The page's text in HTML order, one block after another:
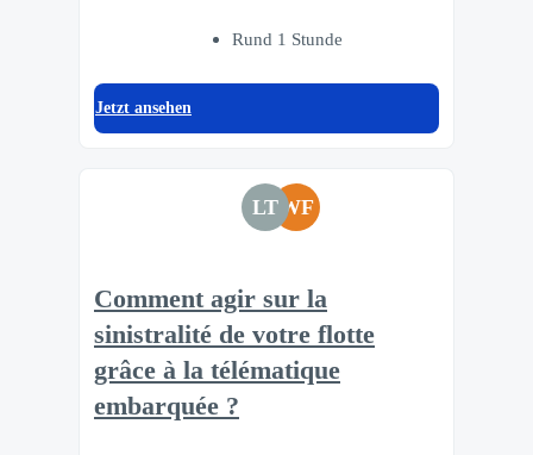
Rund 1 Stunde
Jetzt ansehen
LT WF
Comment agir sur la
sinistralité de votre flotte
grâce à la télématique
embarquée ?